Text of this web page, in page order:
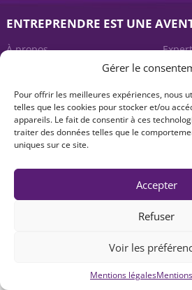
Gérer le
Pour offrir les meilleures expériences, nous
telles que les cookies pour stocker et/ou
appareils. Le fait de consentir à ces
traiter des données telles que le
uniques sur ce site.
Accepter
Refuser
Voir les
Mentions légales
ENTREPRENDRE EST UNE
À propos
Contact